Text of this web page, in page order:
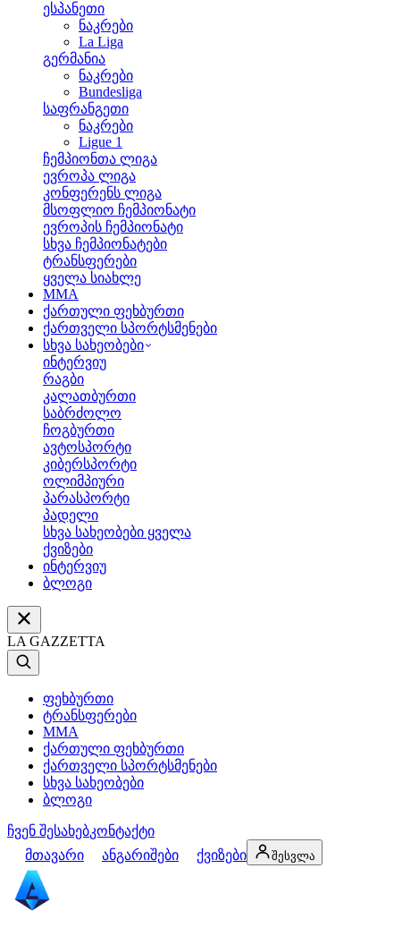
ესპანეთი
ნაკრები
La Liga
გერმანია
ნაკრები
Bundesliga
საფრანგეთი
ნაკრები
Ligue 1
ჩემპიონთა ლიგა
ევროპა ლიგა
კონფერენს ლიგა
მსოფლიო ჩემპიონატი
ევროპის ჩემპიონატი
სხვა ჩემპიონატები
ტრანსფერები
ყველა სიახლე
MMA
ქართული ფეხბურთი
ქართველი სპორტსმენები
სხვა სახეობები
ინტერვიუ
რაგბი
კალათბურთი
საბრძოლო
ჩოგბურთი
ავტოსპორტი
კიბერსპორტი
ოლიმპიური
პარასპორტი
პადელი
სხვა სახეობები ყველა
ქვიზები
ინტერვიუ
ბლოგი
LA GAZZETTA
ფეხბურთი
ტრანსფერები
MMA
ქართული ფეხბურთი
ქართველი სპორტსმენები
სხვა სახეობები
ბლოგი
ჩვენ შესახებკონტაქტი
მთავარი
ანგარიშები ქვიზები შესვლა